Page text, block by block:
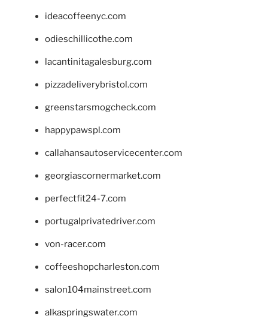
ideacoffeenyc.com
odieschillicothe.com
lacantinitagalesburg.com
pizzadeliverybristol.com
greenstarsmogcheck.com
happypawspl.com
callahansautoservicecenter.com
georgiascornermarket.com
perfectfit24-7.com
portugalprivatedriver.com
von-racer.com
coffeeshopcharleston.com
salon104mainstreet.com
alkaspringswater.com